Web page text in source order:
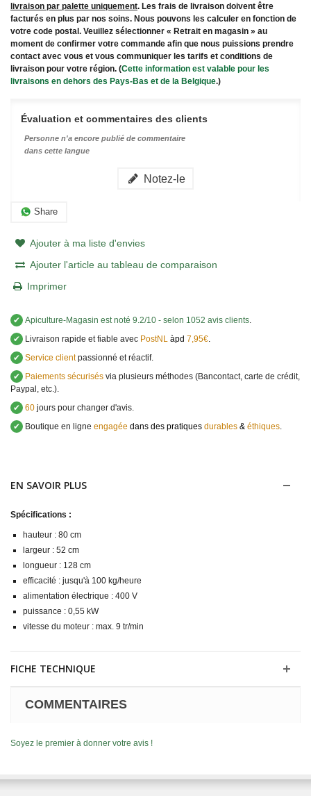
livraison par palette uniquement. Les frais de livraison doivent être
facturés en plus par nos soins. Nous pouvons les calculer en fonction de
votre code postal. Veuillez sélectionner « Retrait en magasin » au
moment de confirmer votre commande afin que nous puissions prendre
contact avec vous et vous communiquer les tarifs et conditions de
livraison pour votre région. (Cette information est valable pour les
livraisons en dehors des Pays-Bas et de la Belgique.)
Évaluation et commentaires des clients
Personne n'a encore publié de commentaire
dans cette langue
Notez-le
Share
Ajouter à ma liste d'envies
Ajouter l'article au tableau de comparaison
Imprimer
✔ Apiculture-Magasin est noté 9.2/10 - selon 1052 avis clients
✔
Livraison rapide et fiable avec PostNL àpd 7,95€
✔ Service clientpassionné et réactif.
✔
Paiements sécurisés via plusieurs méthodes (Bancontact, carte de crédit,
Paypal, etc.).
✔ 60 jours pour changer d'avis.
✔
Boutique en ligne engagée dans des pratiques durables & éthiques
EN SAVOIR PLUS
Spécifications :
hauteur : 80 cm
largeur : 52 cm
longueur : 128 cm
efficacité : jusqu'à 100 kg/heure
alimentation électrique : 400 V
puissance : 0,55 kW
vitesse du moteur : max. 9 tr/min
FICHE TECHNIQUE
COMMENTAIRES
Soyez le premier à donner votre avis !